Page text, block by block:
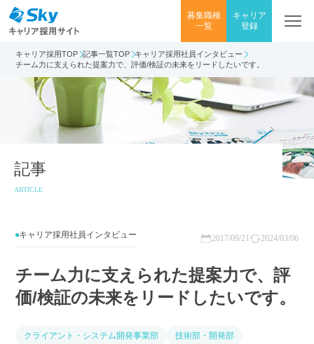
募集職種
一覧
キャリア
登録
キャリア採用TOP 記事一覧TOP
キャリア採用社員インタビュー
チーム力に支えられた提案力で、評価/検証の未来をリードしたいです。
記事
ARTICLE
キャリア採用社員インタビュー 2017/09/21 2024/03/06
チーム力に支えられた提案力で、評
価/検証の未来をリードしたいです。
クライアント・システム開発事業部
技術部・開発部